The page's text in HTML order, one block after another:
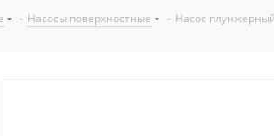
- Насосы поверхностные - Насос